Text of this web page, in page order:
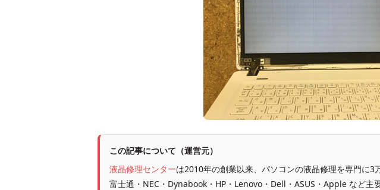
この記事について（運営元）
液晶修理センターは2010年の創業以来、パソコンの液晶修理を専門に3
富士通・NEC・Dynabook・HP・Lenovo・Dell・ASUS・Apple など主